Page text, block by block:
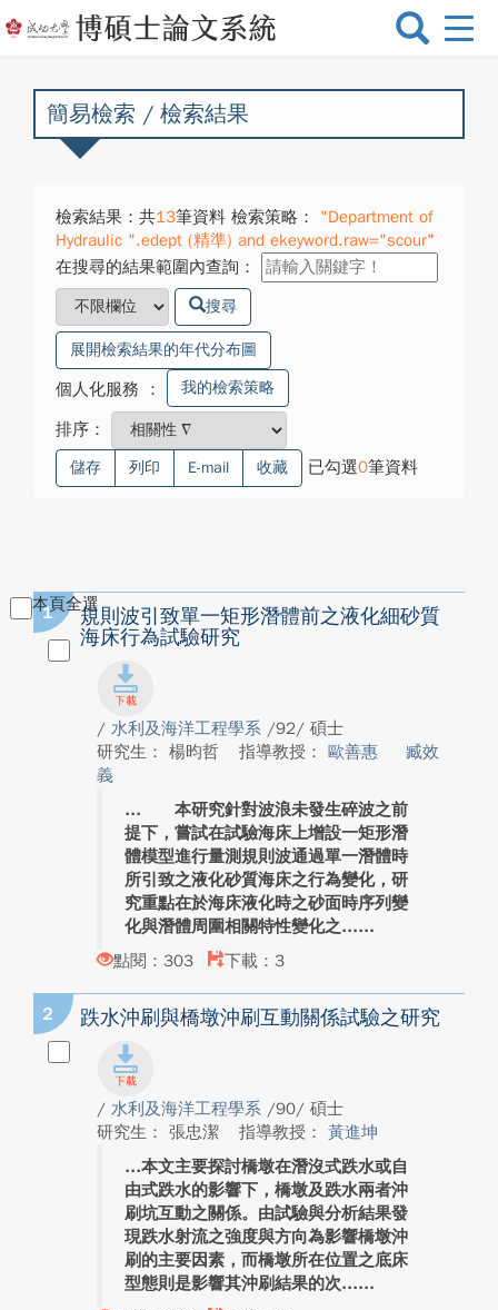
選
換
簡易檢索 / 檢索結果
檢索結果：共13筆資料 檢索策略：
"Department of
Hydraulic ".edept (精準) and ekeyword.raw="scour"
在搜尋的結果範圍內查詢：
搜尋
展開檢索結果的年代分布圖
個人化服務 ： 我的檢索策略
排序：
儲存 列印 E-mail 收藏 已勾選0筆資料
本頁全選
1
規則波引致單一矩形潛體前之液化細砂質
海床行為試驗研究
/ 水利及海洋工程學系 /92/ 碩士
研究生： 楊昀哲
指導教授： 歐善惠
臧效
義
本研究針對波浪未發生碎波之前
提下，嘗試在試驗海床上增設一矩形潛
體模型進行量測規則波通過單一潛體時
所引致之液化砂質海床之行為變化，研
究重點在於海床液化時之砂面時序列變
化與潛體周圍相關特性變化之...
點閱：303
下載：3
2 跌水沖刷與橋墩沖刷互動關係試驗之研究
/ 水利及海洋工程學系 /90/ 碩士
研究生： 張忠潔
指導教授： 黃進坤
本文主要探討橋墩在潛沒式跌水或自
由式跌水的影響下，橋墩及跌水兩者沖
刷坑互動之關係。由試驗與分析結果發
現跌水射流之強度與方向為影響橋墩沖
刷的主要因素，而橋墩所在位置之底床
型態則是影響其沖刷結果的次...